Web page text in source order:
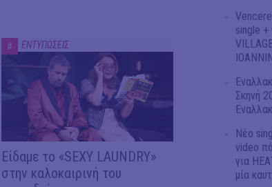
# ΕΝΤΥΠΩΣΕΙΣ
Είδαμε το «SEXY LAUNDRY»
στην καλοκαιρινή του
single
Σκηνή
Νέο
video
για
μία